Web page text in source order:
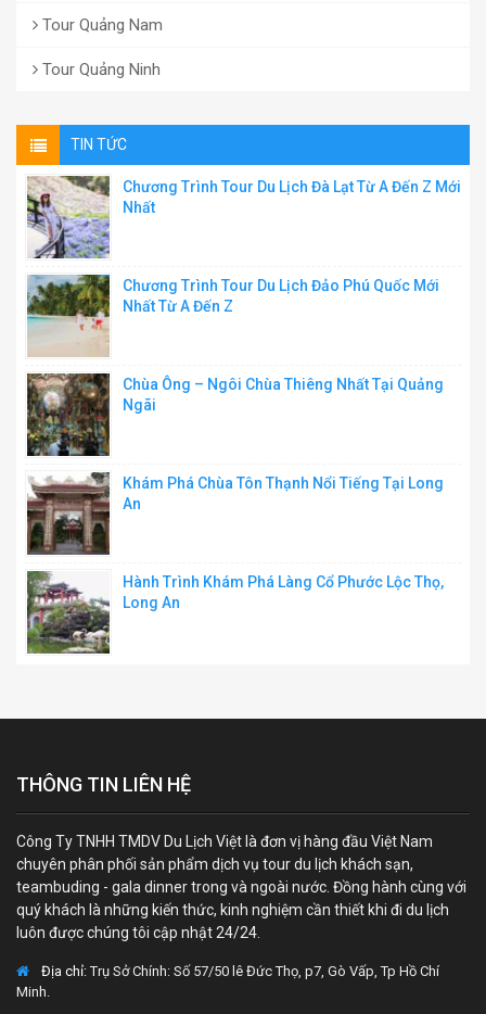
Tour Quảng Nam
Tour Quảng Ninh
TIN TỨC
Chương Trình Tour Du Lịch Đà Lạt Từ A Đến Z Mới
Nhất
Chương Trình Tour Du Lịch Đảo Phú Quốc Mới
Nhất Từ A Đến Z
Chùa Ông – Ngôi Chùa Thiêng Nhất Tại Quảng
Ngãi
Khám Phá Chùa Tôn Thạnh Nổi Tiếng Tại Long
An
Hành Trình Khám Phá Làng Cổ Phước Lộc Thọ,
Long An
THÔNG TIN LIÊN HỆ
Công Ty TNHH TMDV Du Lịch Việt là đơn vị hàng đầu Việt Nam
chuyên phân phối sản phẩm dịch vụ tour du lịch khách sạn,
teambuding - gala dinner trong và ngoài nước. Đồng hành cùng với
quý khách là những kiến thức, kinh nghiệm cần thiết khi đi du lịch
luôn được chúng tôi cập nhật 24/24.
Địa chỉ:Trụ Sở Chính: Số 57/50 lê Đức Thọ, p7, Gò Vấp, Tp Hồ Chí
Minh.